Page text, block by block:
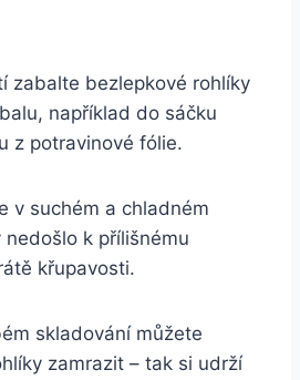
zabalte bezlepkové rohlíky
například do sáčku
z potravinové fólie.
v suchém a chladném
k přílišnému
křupavosti.
skladování můžete
zamrazit – tak si udrží